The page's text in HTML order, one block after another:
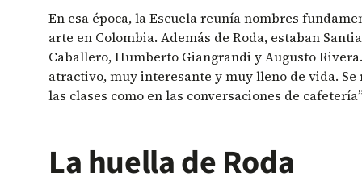
En esa época, la Escuela reunía nombres
arte en Colombia. Además de Roda, estaban
Caballero, Humberto Giangrandi y Augusto
atractivo, muy interesante y muy lleno de vida.
las clases como en las conversaciones de
La huella de Roda